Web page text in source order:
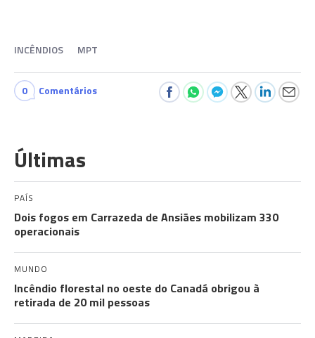
INCÊNDIOS MPT
0 Comentários
Últimas
PAÍS
Dois fogos em Carrazeda de Ansiães mobilizam 330
operacionais
MUNDO
Incêndio florestal no oeste do Canadá obrigou à
retirada de 20 mil pessoas